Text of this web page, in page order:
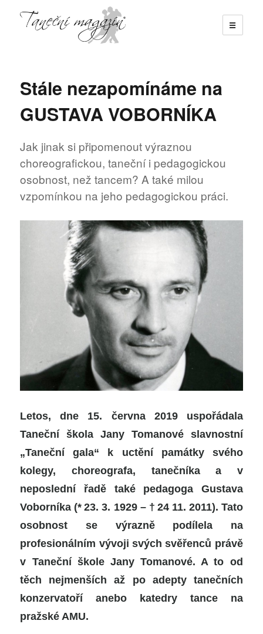
☰
Stále nezapomínáme na
GUSTAVA VOBORNÍKA
Jak jinak si připomenout výraznou
choreografickou, taneční i pedagogickou
osobnost, než tancem? A také milou
vzpomínkou na jeho pedagogickou práci.
Letos, dne 15. června 2019 uspořádala
Taneční škola Jany Tomanové slavnostní
„Taneční gala“ k uctění památky svého
kolegy, choreografa, tanečníka a v
neposlední řadě také pedagoga Gustava
Voborníka (* 23. 3. 1929 – † 24 11. 2011). Tato
osobnost se výrazně podílela na
profesionálním vývoji svých svěřenců právě
v Taneční škole Jany Tomanové. A to od
těch nejmenších až po adepty tanečních
konzervatoří anebo katedry tance na
pražské AMU.